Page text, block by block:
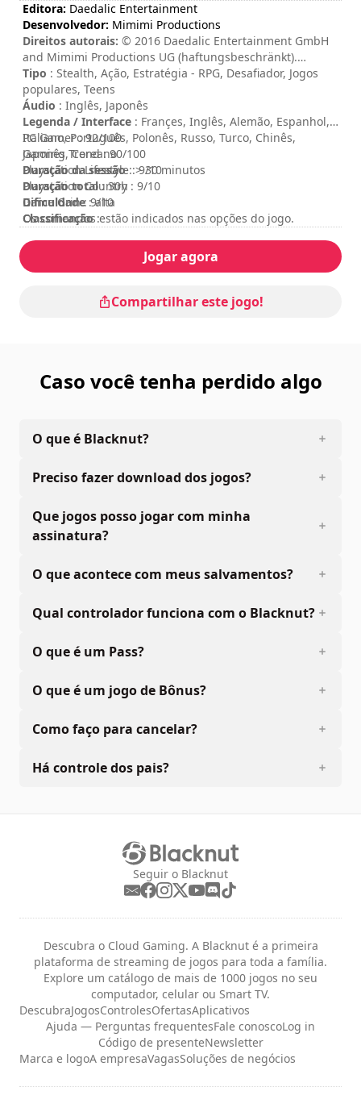
Editora: Daedalic Entertainment
Desenvolvedor: Mimimi Productions
Direitos autorais: © 2016 Daedalic Entertainment GmbH
and Mimimi Productions UG (haftungsbeschränkt).
Shadow Tactics, the Shadow Tactics logo, the Daedalic
logo and the Mimimi Productions logo are trademarks of
Daedalic Entertainment GmbH and/or Mimimi
Productions UG (haftungsbeschränkt). All rights reserved.
Tipo : Stealth, Ação, Estratégia - RPG, Desafiador, Jogos
populares, Teens
Áudio : Inglês, Japonês
Legenda / Interface : Françes, Inglês, Alemão, Espanhol,
Italiano, Português, Polonês, Russo, Turco, Chinês,
Japonês, Coreano
Duração da sessão: > 30 minutos
Duração total: 30h
Dificuldade: alta
Classificação:
PC Gamer : 92/100
Gaming Trend : 90/100
Playstation Lifestyle : 9/10
Playstation Country : 9/10
Game Grin : 9/10
Os comandos estão indicados nas opções do jogo.
Jogar agora
Compartilhar este jogo!
Caso você tenha perdido algo
O que é Blacknut?
Preciso fazer download dos jogos?
Que jogos posso jogar com minha
assinatura?
O que acontece com meus salvamentos?
Qual controlador funciona com o Blacknut?
O que é um Pass?
O que é um jogo de Bônus?
Como faço para cancelar?
Há controle dos pais?
Seguir o Blacknut
Descubra o Cloud Gaming. A Blacknut é a primeira
plataforma de streaming de jogos para toda a família.
Explore um catálogo de mais de 1000 jogos no seu
computador, celular ou Smart TV.
DescubraJogosControlesOfertasAplicativos
Ajuda — Perguntas frequentesFale conoscoLog in
Código de presenteNewsletter
Marca e logoA empresaVagasSoluções de negócios